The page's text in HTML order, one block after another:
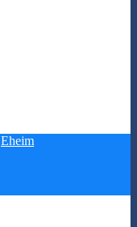
Eheim